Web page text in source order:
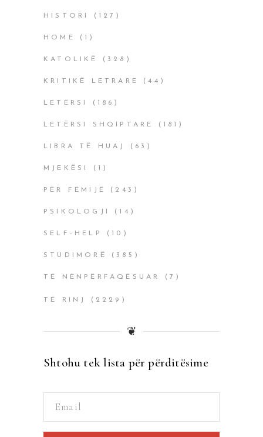
HISTORI (127)
HOME (1)
KATOLIKË (328)
KRITIKË LETRARE (44)
LETËRSI (186)
LETËRSI SHQIPTARE (181)
LIBRA TË HUAJ (63)
MJEKËSI (1)
PËR FËMIJË (243)
PSIKOLOGJI (14)
SELF-HELP (10)
STUDIMORË (385)
TË NËNPËRFAQËSUAR (7)
TË RINJ (2229)
❦
Shtohu tek lista për përditësime